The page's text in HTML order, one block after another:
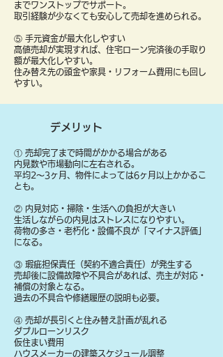
までワンストップでサポート。
取引経験が少なくても安心して売却を進められる。
⑤ 手元資金が最大化しやすい
高値売却が実現すれば、住宅ローン完済後の手取り
額が最大化しやすい。
住み替え先の頭金や家具・リフォーム費用にも回し
やすい。
デメリット
① 売却完了まで時間がかかる場合がある
内見数や市場動向に左右される。
平均2〜3ヶ月、物件によっては6ヶ月以上かかるこ
とも。
② 内見対応・掃除・生活への負担が大きい
生活しながらの内見はストレスになりやすい。
荷物の多さ・老朽化・設備不良が「マイナス評価」
になる。
③ 瑕疵担保責任（契約不適合責任）が発生する
売却後に設備故障や不具合があれば、売主が対応・
補償の対象となる。
過去の不具合や修繕履歴の説明も必要。
④ 売却が長引くと住み替え計画が乱れる
ダブルローンリスク
仮住まい費用
ハウスメーカーの建築スケジュール調整